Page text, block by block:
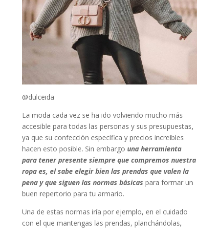
@dulceida
La moda cada vez se ha ido volviendo mucho más
accesible para todas las personas y sus presupuestas,
ya que su confección específica y precios increíbles
hacen esto posible. Sin embargo una herramienta
para tener presente siempre que compremos nuestra
ropa es, el sabe elegir bien las prendas que valen la
pena y que siguen las normas básicas para formar un
buen repertorio para tu armario.
Una de estas normas iría por ejemplo, en el cuidado
con el que mantengas las prendas, planchándolas,